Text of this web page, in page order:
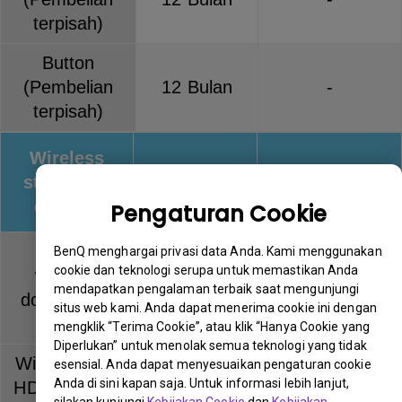
Pengaturan Cookie
BenQ menghargai privasi data Anda. Kami menggunakan
cookie dan teknologi serupa untuk memastikan Anda
mendapatkan pengalaman terbaik saat mengunjungi
situs web kami. Anda dapat menerima cookie ini dengan
mengklik “Terima Cookie”, atau klik “Hanya Cookie yang
Diperlukan” untuk menolak semua teknologi yang tidak
esensial. Anda dapat menyesuaikan pengaturan cookie
Anda di sini kapan saja. Untuk informasi lebih lanjut,
terpisah)
Button
(Pembelian
terpisah)
12 Bulan -
Wireless
streaming
devices
QCast
wireless
dongle (QP
series)
12 Bulan -
Wireless Full
HD Kit (WDP
12 Bulan -